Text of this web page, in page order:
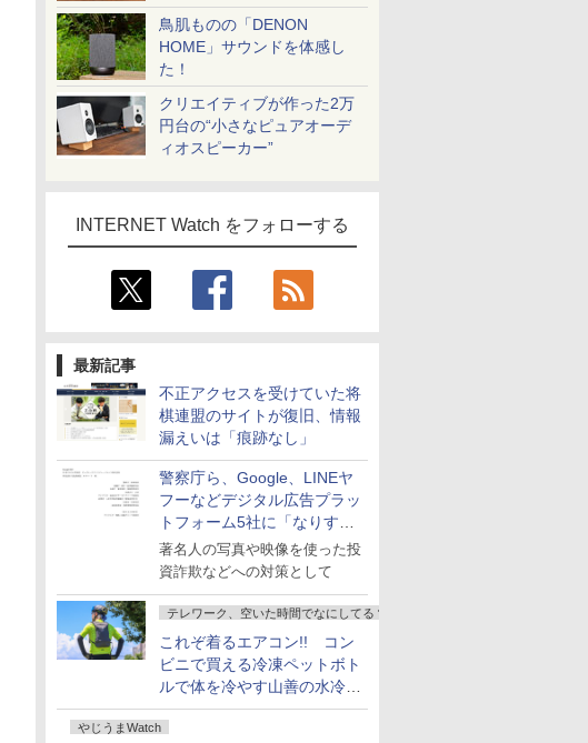
一気に聴く
鳥肌ものの「DENON
HOME」サウンドを体感し
た！
クリエイティブが作った2万
円台の“小さなピュアオーデ
ィオスピーカー”
INTERNET Watch をフォローする
最新記事
不正アクセスを受けていた将
棋連盟のサイトが復旧、情報
漏えいは「痕跡なし」
警察庁ら、Google、LINEヤ
フーなどデジタル広告プラッ
トフォーム5社に「なりすま
し詐欺広告」対策強化を要請
著名人の写真や映像を使った投
資詐欺などへの対策として
テレワーク、空いた時間でなにしてる？
これぞ着るエアコン!! コン
ビニで買える冷凍ペットボト
ルで体を冷やす山善の水冷ベ
ストがロードバイクにちょう
どいい【ぼっち・ざ・ろー
やじうまWatch